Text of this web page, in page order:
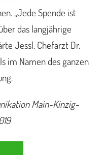
„Jede Spende ist
das langjährige
Jessl. Chefarzt Dr.
im Namen des ganzen
Main-Kinzig-